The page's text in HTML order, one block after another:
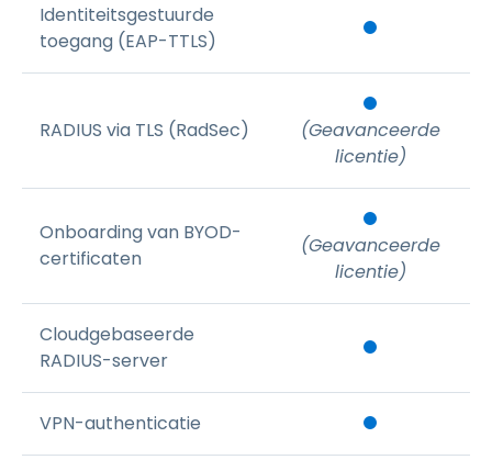
Identiteitsgestuurde
toegang (EAP-TTLS)
RADIUS via TLS (RadSec)
(Geavanceerde
licentie)
Onboarding van BYOD-
certificaten
(Geavanceerde
licentie)
Cloudgebaseerde
RADIUS-server
VPN-authenticatie